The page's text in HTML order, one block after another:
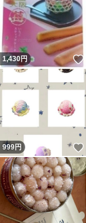
1,430円
999円